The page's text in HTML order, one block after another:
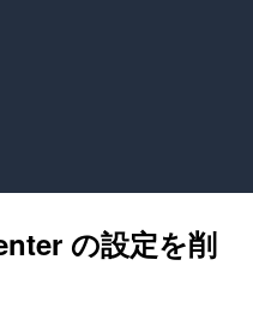
の設定を削